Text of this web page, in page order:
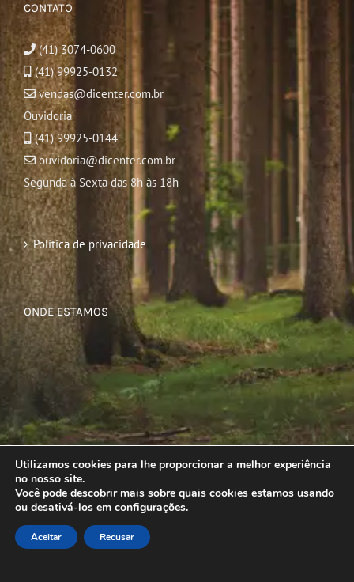
CONTATO
(41) 3074-0600
(41) 99925-0132
vendas@dicenter.com.br
Ouvidoria
(41) 99925-0144
ouvidoria@dicenter.com.br
Segunda à Sexta das 8h às 18h
Política de privacidade
ONDE ESTAMOS
Utilizamos cookies para lhe proporcionar a melhor experiência
no nosso site.
Você pode descobrir mais sobre quais cookies estamos usando
ou desativá-los em configurações.
Aceitar Recusar